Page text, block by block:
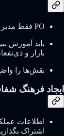
PO فقط مدیر backlog نیست؛ او باید نماینده استراتژی باشد.
باید آموزش
بازار و
نقش‌ها را
ایجاد فرهنگ
اطلاعات
اشتراک